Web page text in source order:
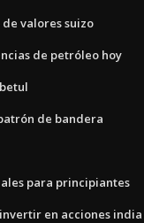
valores suizo
de petróleo hoy
de bandera
para principiantes
en acciones india